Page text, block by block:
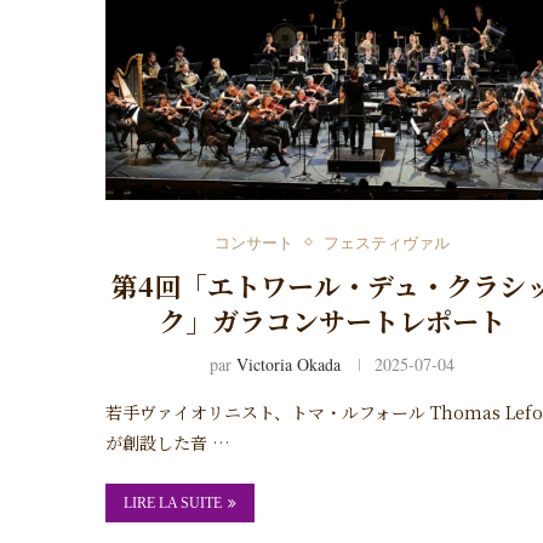
コンサート フェスティヴァル
第4回「エトワール・デュ・クラシ
ク」ガラコンサートレポート
parVictoria Okada 2025-07-04
若手ヴァイオリニスト、トマ・ルフォール Thomas
が創設した音 …
LIRE LA SUITE